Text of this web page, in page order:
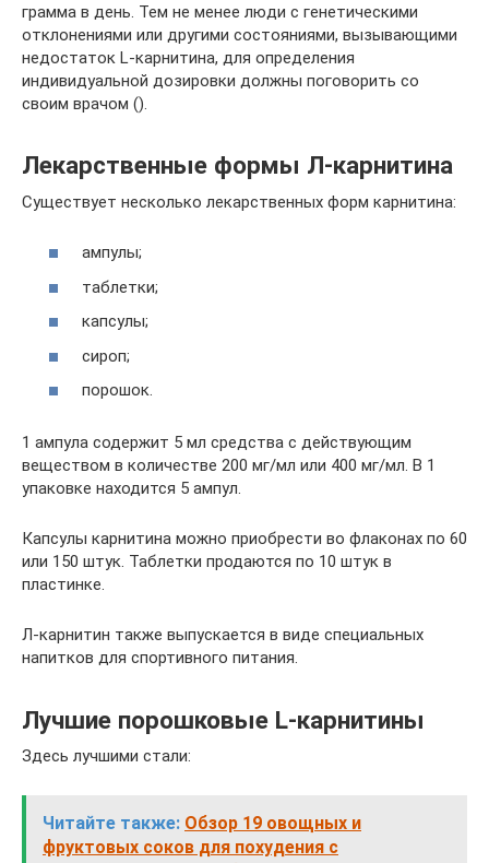
грамма в день. Тем не менее люди с генетическими
отклонениями или другими состояниями, вызывающими
недостаток L-карнитина, для определения
индивидуальной дозировки должны поговорить со
своим врачом ().
Лекарственные формы Л-карнитина
Существует несколько лекарственных форм карнитина:
ампулы;
таблетки;
капсулы;
сироп;
порошок.
1 ампула содержит 5 мл средства с действующим
веществом в количестве 200 мг/мл или 400 мг/мл. В 1
упаковке находится 5 ампул.
Капсулы карнитина можно приобрести во флаконах по 60
или 150 штук. Таблетки продаются по 10 штук в
пластинке.
Л-карнитин также выпускается в виде специальных
напитков для спортивного питания.
Лучшие порошковые L-карнитины
Здесь лучшими стали:
Читайте также: Обзор 19 овощных и
фруктовых соков для похудения с